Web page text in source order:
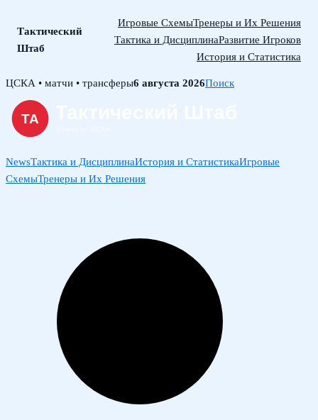
Тактический
Штаб
Игровые СхемыТренеры и Их Решения
Тактика и ДисциплинаРазвитие Игроков
История и Статистика
Skip
content
ЦСКА • матчи • трансферы6 августа 2026Поиск
NewsТактика и ДисциплинаИстория и СтатистикаИгровые
СхемыТренеры и Их Решения